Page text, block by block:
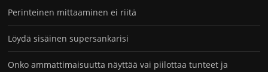
Perinteinen mittaaminen ei riitä
Löydä sisäinen supersankarisi
Onko ammattimaisuutta näyttää vai piilottaa tunteet ja